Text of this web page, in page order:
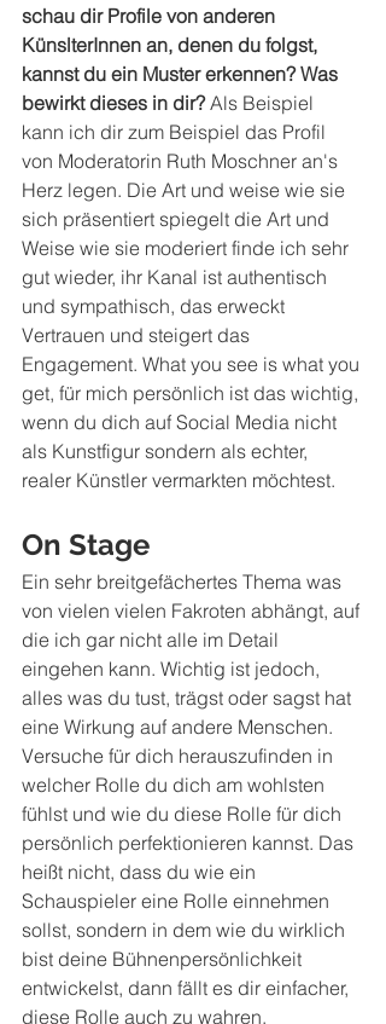
schau dir Profile von anderen
KünslterInnen an, denen du folgst,
kannst du ein Muster erkennen? Was
bewirkt dieses in dir? Als Beispiel
kann ich dir zum Beispiel das Profil
von Moderatorin Ruth Moschner an's
Herz legen. Die Art und weise wie sie
sich präsentiert spiegelt die Art und
Weise wie sie moderiert finde ich sehr
gut wieder, ihr Kanal ist authentisch
und sympathisch, das erweckt
Vertrauen und steigert das
Engagement. What you see is what you
get, für mich persönlich ist das wichtig,
wenn du dich auf Social Media nicht
als Kunstfigur sondern als echter,
realer Künstler vermarkten möchtest.
On Stage
Ein sehr breitgefächertes Thema was
von vielen vielen Fakroten abhängt, auf
die ich gar nicht alle im Detail
eingehen kann. Wichtig ist jedoch,
alles was du tust, trägst oder sagst hat
eine Wirkung auf andere Menschen.
Versuche für dich herauszufinden in
welcher Rolle du dich am wohlsten
fühlst und wie du diese Rolle für dich
persönlich perfektionieren kannst. Das
heißt nicht, dass du wie ein
Schauspieler eine Rolle einnehmen
sollst, sondern in dem wie du wirklich
bist deine Bühnenpersönlichkeit
entwickelst, dann fällt es dir einfacher,
diese Rolle auch zu wahren.